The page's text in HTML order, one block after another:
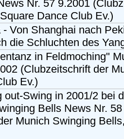
Nr. 57 9.2001
Dance Club Ev.)
Von Shanghai nach
die Schluchten des
in Feldmoching"
(Clubzeitschrift der
Ev.)
out-Swing in 2001/2 bei
Bells News Nr.
Munich Swinging